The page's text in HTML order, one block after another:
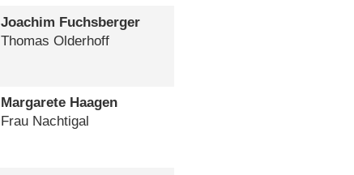
Joachim Fuchsberger
Thomas Olderhoff
Margarete Haagen
Frau Nachtigal